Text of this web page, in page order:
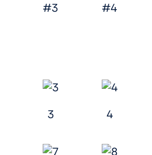
#3 #4
3 4